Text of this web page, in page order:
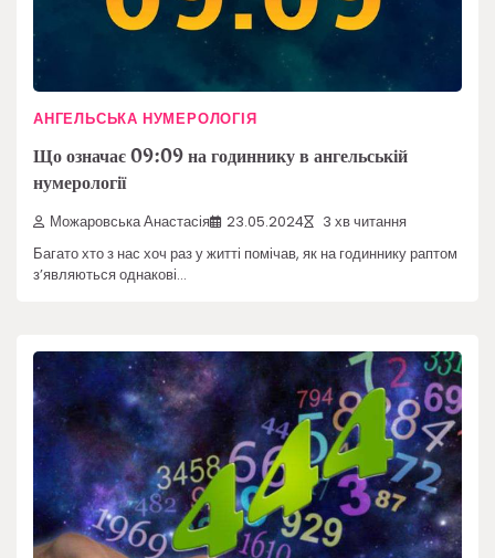
АНГЕЛЬСЬКА НУМЕРОЛОГІЯ
Що означає 09:09 на годиннику в ангельській
нумерології
Можаровська Анастасія 23.05.2024 3 хв читання
Багато хто з нас хоч раз у житті помічав, як на годиннику раптом
з’являються однакові…